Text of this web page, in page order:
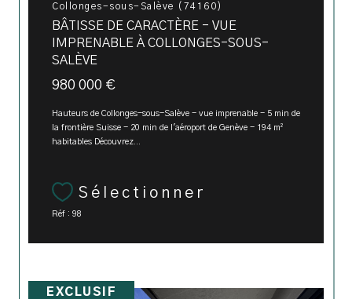
Collonges-sous-Salève (74160)
BÂTISSE DE CARACTÈRE - VUE
IMPRENABLE À COLLONGES-SOUS-
SALÈVE
980 000 €
Hauteurs de Collonges-sous-Salève - vue imprenable - 5 min de
la frontière Suisse - 20 min de l'aéroport de Genève - 194 m²
habitables Découvrez...
Sélectionner
Réf : 98
EXCLUSIF